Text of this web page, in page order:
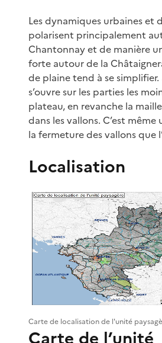
Les dynamiques urbaines et
polarisent principalement
Chantonnay et de manière
forte autour de la
de plaine tend à se simplifier.
s’ouvre sur les parties les
plateau, en revanche la
dans les vallons. C’est
la fermeture des vallons que
Localisation
Carte de localisation de l'unité